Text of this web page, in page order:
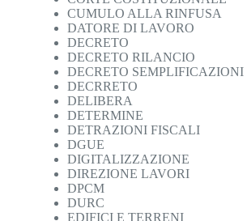
CUMULO ALLA RINFUSA
DATORE DI LAVORO
DECRETO
DECRETO RILANCIO
DECRETO SEMPLIFICAZIONI
DECRRETO
DELIBERA
DETERMINE
DETRAZIONI FISCALI
DGUE
DIGITALIZZAZIONE
DIREZIONE LAVORI
DPCM
DURC
EDIFICI E TERRENI